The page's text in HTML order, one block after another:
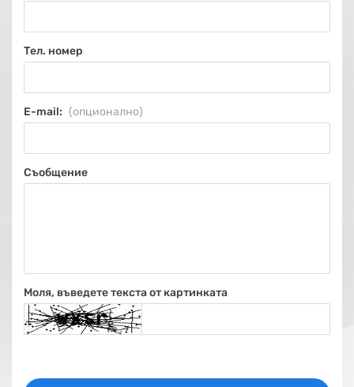
Тел. номер
Е-mail: (опционално)
Съобщение
Моля, въведете текста от картинката